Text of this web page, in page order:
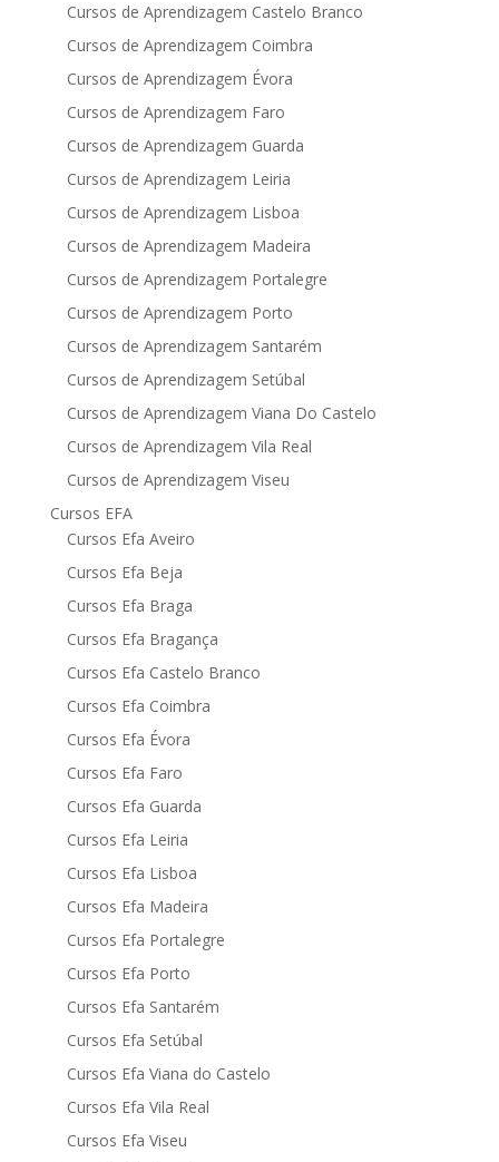
Cursos de Aprendizagem Castelo Branco
Cursos de Aprendizagem Coimbra
Cursos de Aprendizagem Évora
Cursos de Aprendizagem Faro
Cursos de Aprendizagem Guarda
Cursos de Aprendizagem Leiria
Cursos de Aprendizagem Lisboa
Cursos de Aprendizagem Madeira
Cursos de Aprendizagem Portalegre
Cursos de Aprendizagem Porto
Cursos de Aprendizagem Santarém
Cursos de Aprendizagem Setúbal
Cursos de Aprendizagem Viana Do Castelo
Cursos de Aprendizagem Vila Real
Cursos de Aprendizagem Viseu
Cursos EFA
Cursos Efa Aveiro
Cursos Efa Beja
Cursos Efa Braga
Cursos Efa Bragança
Cursos Efa Castelo Branco
Cursos Efa Coimbra
Cursos Efa Évora
Cursos Efa Faro
Cursos Efa Guarda
Cursos Efa Leiria
Cursos Efa Lisboa
Cursos Efa Madeira
Cursos Efa Portalegre
Cursos Efa Porto
Cursos Efa Santarém
Cursos Efa Setúbal
Cursos Efa Viana do Castelo
Cursos Efa Vila Real
Cursos Efa Viseu